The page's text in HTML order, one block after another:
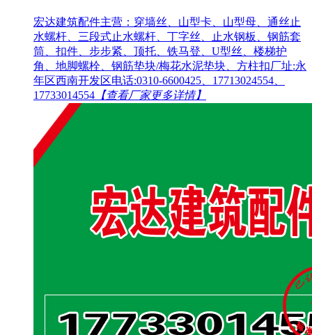
宏达建筑配件主营：穿墙丝、山型卡、山型母、通丝止
水螺杆、三段式止水螺杆、丁字丝、止水钢板、钢筋套
筒、扣件、步步紧、顶托、铁马登、U型丝、楼梯护
角、地脚螺栓、钢筋垫块/梅花水泥垫块、方柱扣厂址:永
年区西南开发区电话:0310-6600425、17713024554、
17733014554 【查看厂家更多详情】